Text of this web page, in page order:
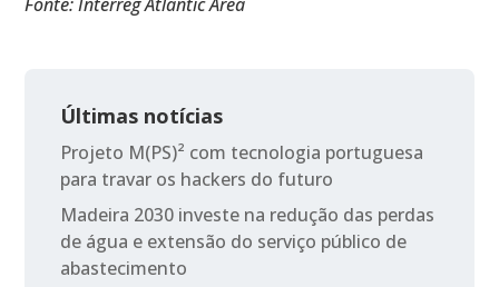
Últimas notícias
Projeto M(PS)² com tecnologia portuguesa
para travar os hackers do futuro
Madeira 2030 investe na redução das perdas
de água e extensão do serviço público de
abastecimento